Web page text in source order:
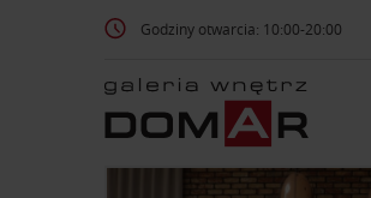
Godziny otwarcia: 10:00-20:00